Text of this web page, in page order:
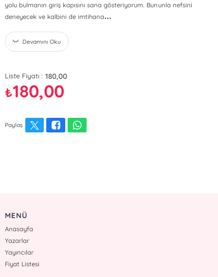
yolu bulmanın giriş kapısını sana gösteriyorum. Bununla nefsini
deneyecek ve kalbini de imtihana...
Devamını Oku
Liste Fiyatı : 180,00
₺180,00
Paylaş
MENÜ
Anasayfa
Yazarlar
Yayıncılar
Fiyat Listesi